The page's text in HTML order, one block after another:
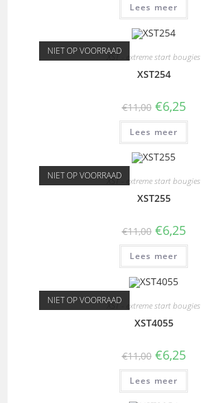
Lees meer
NIET OP VOORRAADXST - extreme start bougies
XST254
€11,00 €6,25
Lees meer
NIET OP VOORRAADXST - extreme start bougies
XST255
€11,00 €6,25
Lees meer
NIET OP VOORRAADXST - extreme start bougies
XST4055
€11,00 €6,25
Lees meer